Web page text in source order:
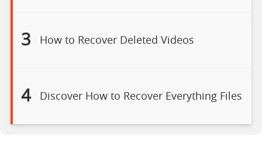
3 How to Recover Deleted Videos
4 Discover How to Recover Everything Files